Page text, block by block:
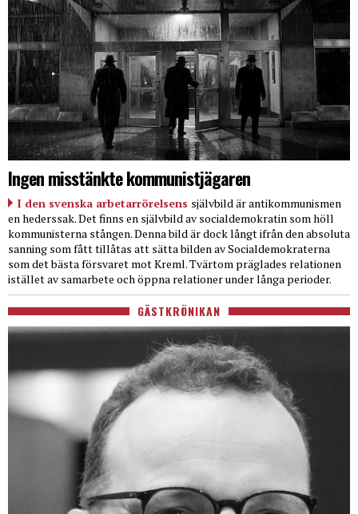
Ingen misstänkte kommunistjägaren
I den svenska arbetarrörelsens självbild är antikommunismen
en hederssak. Det finns en självbild av socialdemokratin som höll
kommunisterna stången. Denna bild är dock långt ifrån den absoluta
sanning som fått tillåtas att sätta bilden av Socialdemokraterna
som det bästa försvaret mot Kreml. Tvärtom präglades relationen
istället av samarbete och öppna relationer under långa perioder.
GÄSTKRÖNIKAN